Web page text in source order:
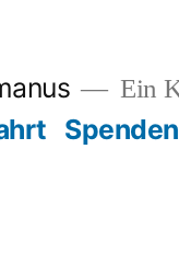
Ein
Spenden